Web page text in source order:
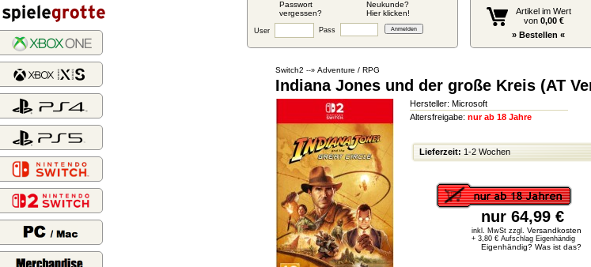
Passwort
vergessen?
Neukunde?
Hier klicken!
User Pass
Artikel im Wert
von 0,00 €
» Bestellen «
Switch2 --» Adventure / RPG
Indiana Jones und der große Kreis (AT
Hersteller: Microsoft
Altersfreigabe: nur ab 18 Jahre
Lieferzeit: 1-2 Wochen
nur 64,99 €
inkl. MwSt zzgl. Versandkosten
+ 3,80 € Aufschlag Eigenhändig
Eigenhändig? Was ist das?